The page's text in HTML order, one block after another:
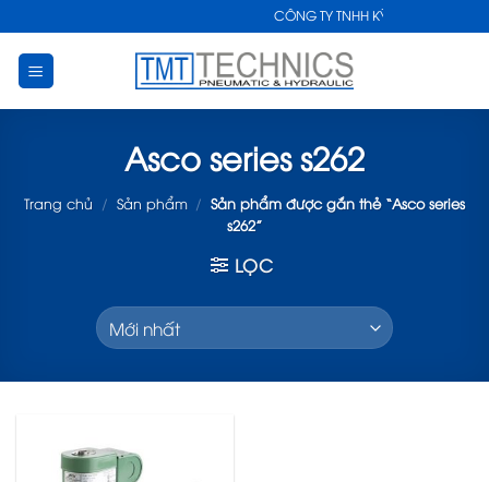
to
content
CÔNG TY TNHH KỸ THUẬT CÔNG
Asco series s262
Trang chủ / Sản phẩm / Sản phẩm được gắn thẻ “Asco series
s262”
LỌC